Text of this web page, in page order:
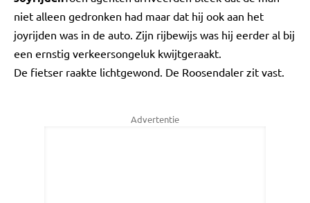
niet alleen gedronken had maar dat hij ook aan het
joyrijden was in de auto. Zijn rijbewijs was hij eerder al bij
een ernstig verkeersongeluk kwijtgeraakt.
De fietser raakte lichtgewond. De Roosendaler zit vast.
Advertentie